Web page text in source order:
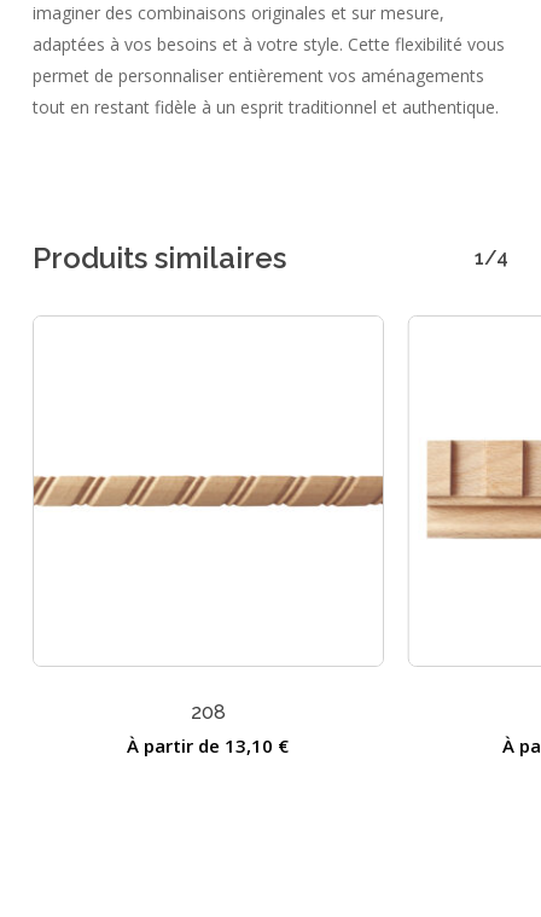
imaginer des combinaisons originales et sur mesure,
adaptées à vos besoins et à votre style. Cette flexibilité vous
permet de personnaliser entièrement vos aménagements
tout en restant fidèle à un esprit traditionnel et authentique.
Produits similaires 1/4
208
À partir de 13,10 € À